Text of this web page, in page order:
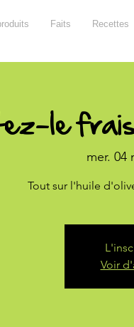
Faits Recettes
le
mer. 04
Tout sur l'huile
Voir